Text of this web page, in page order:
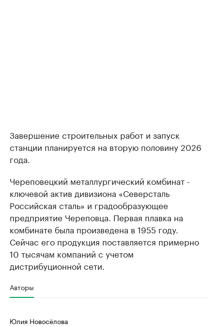
Завершение строительных работ и запуск
станции планируется на вторую половину 2026
года.
Череповецкий металлургический комбинат -
ключевой актив дивизиона «Северсталь
Российская сталь» и градообразующее
предприятие Череповца. Первая плавка на
комбинате была произведена в 1955 году.
Сейчас его продукция поставляется примерно
10 тысячам компаний с учетом
дистрибуционной сети.
Авторы
Юлия Новосёлова